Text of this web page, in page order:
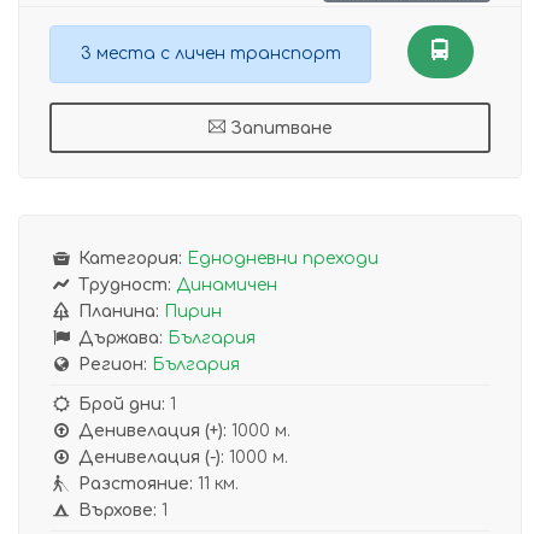
3 места с личен транспорт
Запитване
Категория: Еднодневни преходи
Трудност: Динамичен
Планина: Пирин
Държава: България
Регион: България
Брой дни: 1
Денивелация (+): 1000 м.
Денивелация (-): 1000 м.
Разстояние: 11 км.
Върхове: 1